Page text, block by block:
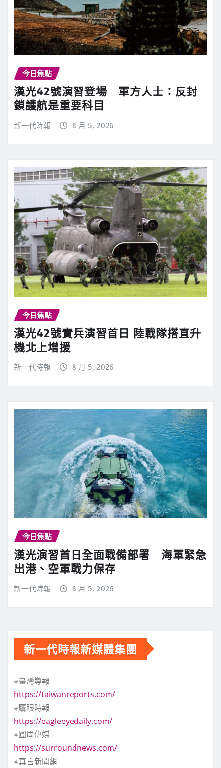
今日焦點
漢光42號演習登場 軍方人士：反封
鎖護航是重要科目
新一代時報 8 月 5, 2026
今日焦點
漢光42號實兵演習首日 陸戰隊搭直升
機北上增援
新一代時報 8 月 5, 2026
今日焦點
漢光演習首日全面戰備部署 海軍緊急
出港、空軍戰力保存
新一代時報 8 月 5, 2026
新一代時報新媒體集團
※臺灣導報
https://taiwanreports.com/
※鷹眼時報
https://eagleeyedaily.com/
※圓周傳媒
https://surroundnews.com/
※真言新聞網